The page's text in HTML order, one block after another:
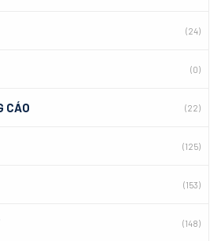
(24)
(0)
CÁO (22)
(125)
(153)
(148)